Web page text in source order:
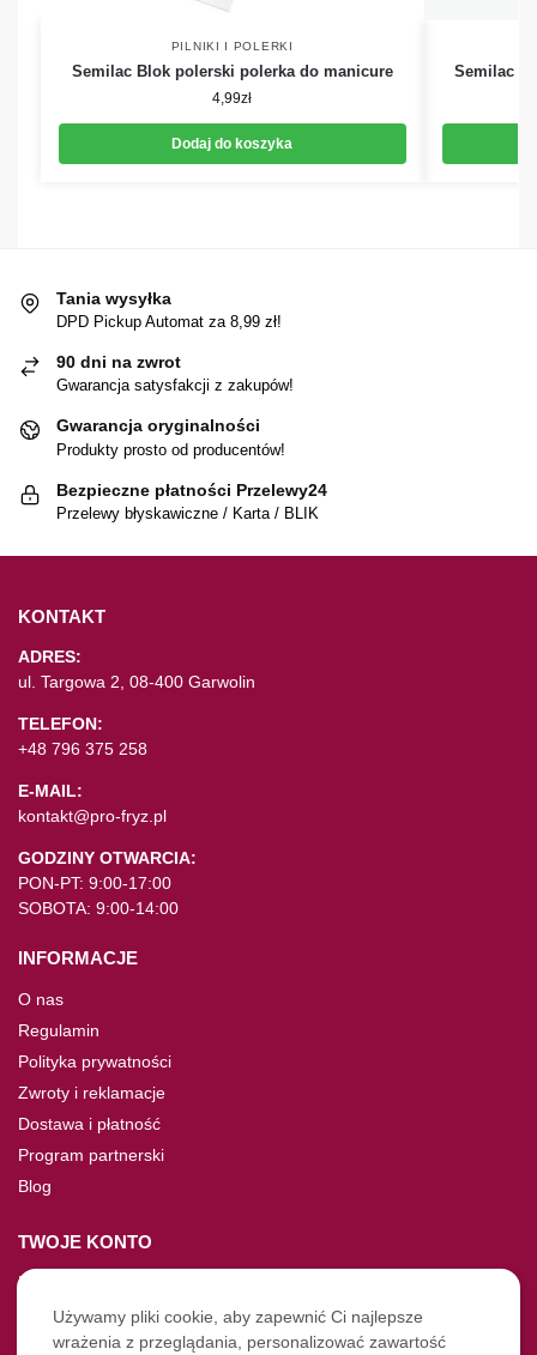
PILNIKI I POLERKI
Semilac Blok polerski polerka do manicure
4,99zł
Dodaj do koszyka
Semilac
Tania wysyłka
DPD Pickup Automat za 8,99 zł!
90 dni na zwrot
Gwarancja satysfakcji z zakupów!
Gwarancja oryginalności
Produkty prosto od producentów!
Bezpieczne płatności Przelewy24
Przelewy błyskawiczne / Karta / BLIK
KONTAKT
ADRES:
ul. Targowa 2, 08-400 Garwolin
TELEFON:
+48 796 375 258
E-MAIL:
kontakt@pro-fryz.pl
GODZINY OTWARCIA:
PON-PT: 9:00-17:00
SOBOTA: 9:00-14:00
INFORMACJE
O nas
Regulamin
Polityka prywatności
Zwroty i reklamacje
Dostawa i płatność
Program partnerski
Blog
TWOJE KONTO
Moje konto
Nie pamiętasz hasła?
Twoje zamówienia
Używamy pliki cookie, aby zapewnić Ci najlepsze
wrażenia z przeglądania, personalizować zawartość